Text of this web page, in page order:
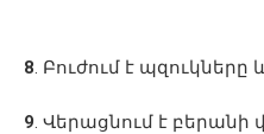
8. Բուժում է պզուկները
9. Վերացնում է